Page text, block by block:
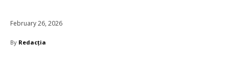
February 26, 2026
By Redacția